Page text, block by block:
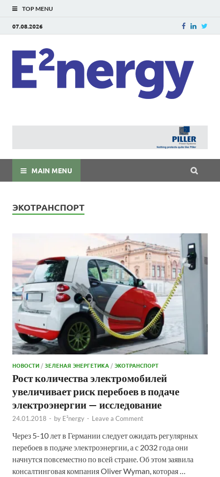
TOP MENU
07.08.2026
MAIN MENU
ЭКОТРАНСПОРТ
НОВОСТИ /ЗЕЛЕНАЯ ЭНЕРГЕТИКА /ЭКОТРАНСПОРТ
Рост количества электромобилей
увеличивает риск перебоев в подаче
электроэнергии — исследование
24.01.2018 - by E²nergy - Leave a Comment
Через 5-10 лет в Германии следует ожидать регулярных
перебоев в подаче электроэнергии, а с 2032 года они
начнутся повсеместно по всей стране. Об этом заявила
консалтинговая компания Oliver Wyman, которая …